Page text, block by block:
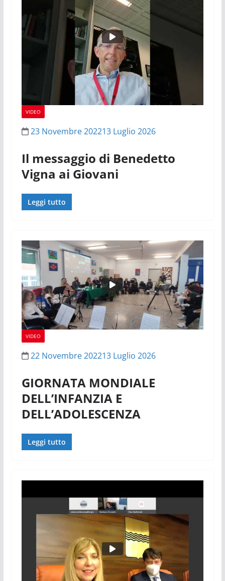
VIDEO
23 Novembre 202213 Luglio 2026
Il messaggio di Benedetto
Vigna ai Giovani
Leggi tutto
VIDEO
22 Novembre 202213 Luglio 2026
GIORNATA MONDIALE
DELL’INFANZIA E
DELL’ADOLESCENZA
Leggi tutto